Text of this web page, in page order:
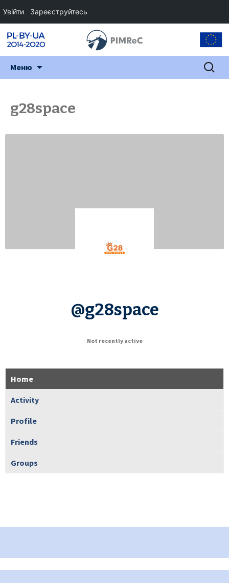
Меню Пошук:
g28space
@g28space
Not recently active
Home
Activity
Profile
Friends
Groups
Увійти Зареєструйтесь